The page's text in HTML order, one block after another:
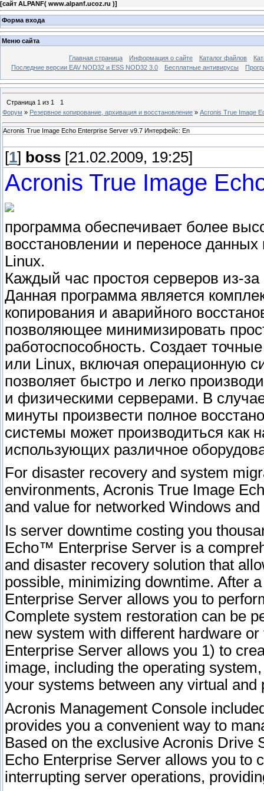
[сайт ALPANF( www.alpanf.ucoz.ru )]
Форма входа
Меню сайта
Главная страница Информация о сайте Каталог файлов
Последние версии EAV NOD32 и ESS NOD32 3.0
Бесплатные антивирусы
Страница 1 из 1
1
Форум » Резервное копирование, архивация и восстановление » Acronis True Image
Acronis True Image Echo Enterprise Server v9.7 Интерфейс: En
[1] boss [21.02.2009, 19:25]
Acronis True Image
программа обеспечивает более
восстановлении и переносе
Linux.
Каждый час простоя серверов из-
Данная программа является
копирования и аварийного
позволяющее минимизировать
работоспособность. Создает
или Linux, включая операционную
позволяет быстро и легко
и физическими серверами. В
минуты произвести полное
системы может производиться
использующих различное
For disaster recovery and system
environments, Acronis True Image
and value for networked Windows
Is server downtime costing you
Echo™ Enterprise Server is a
and disaster recovery solution that
possible, minimizing downtime. After
Enterprise Server allows you to
Complete system restoration can be
new system with different hardware
Enterprise Server allows you 1) to
image, including the operating
your systems between any virtual
Acronis Management Console
provides you a convenient way to
Based on the exclusive Acronis Drive
Echo Enterprise Server allows you to
interrupting server operations,